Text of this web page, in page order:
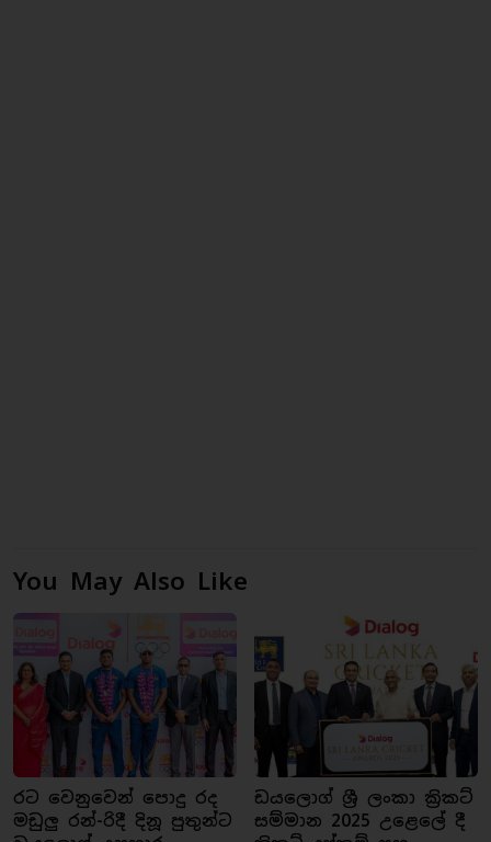
You May Also Like
රට වෙනුවෙන් පොදු රද
මඩුලු රන්-රිදී දිනූ පුතුන්ට
ඩයලොග් ශ්‍රී ලංකා ක්‍රිකට්
සම්මාන 2025 උළෙලේ දී